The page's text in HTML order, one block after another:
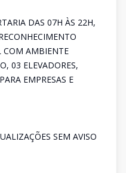
DAS 07H ÀS 22H,
COM AMBIENTE
03 ELEVADORES,
EMPRESAS E
SEM AVISO